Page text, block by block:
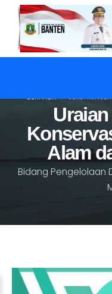
Alam
Bidang Pengelolaan
BERANDA SEKSI